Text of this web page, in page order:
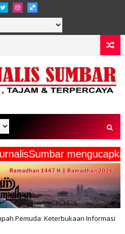
i JurnalisSumbar
Pemuda: Keterbukaan Informasi